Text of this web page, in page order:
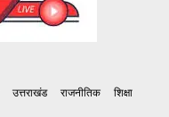
उत्तराखंड राजनीतिक
शिक्षा